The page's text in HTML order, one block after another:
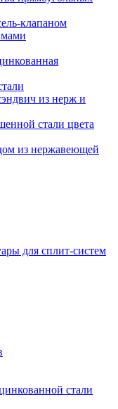
клапаном
из нерж и
стали цвета
из нержавеющей
для сплит-систем
стали